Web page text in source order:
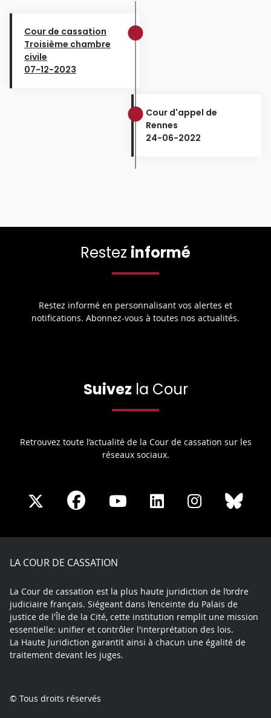
Cour de cassation
Troisième chambre
civile
07-12-2023
Cour d'appel de
Rennes
24-06-2022
Restez informé
Restez informé en personnalisant vos alertes et
notifications. Abonnez-vous à toutes nos actualités.
Suivez la Cour
Retrouvez toute l’actualité de la Cour de cassation sur les
réseaux sociaux.
Share
X
Share
Facebook
Share
Youtube
Share
LinkedIn
Share
Instagram
LA COUR DE CASSATION
La Cour de cassation est la plus haute juridiction de l’ordre
judiciaire français. Siégeant dans l’enceinte du Palais de
justice de l'Île de la Cité, cette institution remplit une mission
essentielle: unifier et contrôler l'interprétation des lois.
La Haute Juridiction garantit ainsi à chacun une égalité de
traitement devant les juges.
© Tous droits réservés